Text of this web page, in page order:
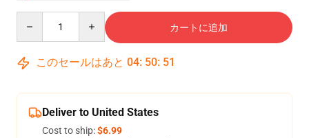
カートに追加
このセールはあと 04: 50: 51
Deliver to United States
Cost to ship:$6.99